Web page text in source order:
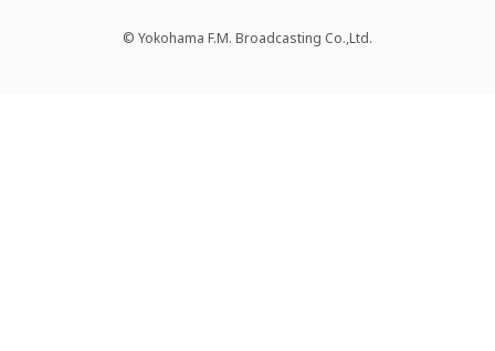
© Yokohama F.M. Broadcasting Co.,Ltd.